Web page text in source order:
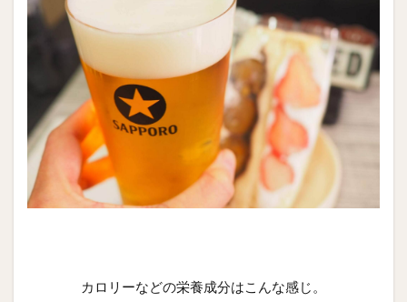
カロリーなどの栄養成分はこんな感じ。